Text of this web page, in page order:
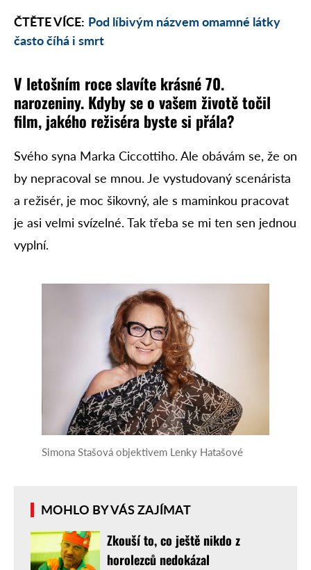
ČTĚTE VÍCE: Pod líbivým názvem omamné látky
často číhá i smrt
V letošním roce slavíte krásné 70.
narozeniny. Kdyby se o vašem životě točil
film, jakého režiséra byste si přála?
Svého syna Marka Ciccottiho. Ale obávám se, že on
by nepracoval se mnou. Je vystudovaný scenárista
a režisér, je moc šikovný, ale s maminkou pracovat
je asi velmi svízelné. Tak třeba se mi ten sen jednou
vyplní.
Simona Stašová objektivem Lenky Hatašové
MOHLO BY VÁS ZAJÍMAT
Zkouší to, co ještě nikdo z
horolezců nedokázal